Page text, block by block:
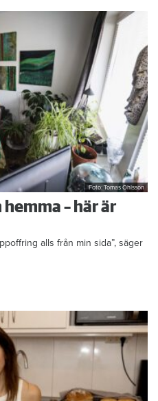
Foto: Tomas Ohlsson
– här är
alls från min sida”, säger